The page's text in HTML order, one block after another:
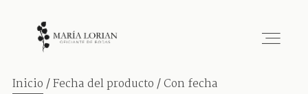
Inicio/ Fecha del producto / Con fecha